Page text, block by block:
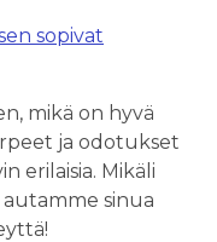
sopivat
mikä on hyvä
ja odotukset
erilaisia. Mikäli
autamme sinua